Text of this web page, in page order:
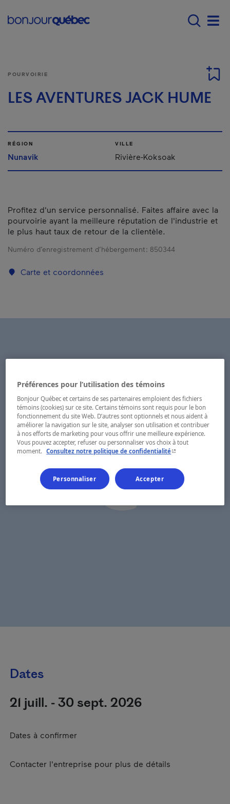
Main navigation -
POURVOIRIE
LES AVENTURES JACK HUME
RÉGION
Nunavik
VILLE
Rivière-Koksoak
Profitez d'un service personnalisé. Faites affaire avec la
pourvoirie ayant la meilleure réputation de l'industrie et
le plus haut taux de retour de la clientèle.
Numéro d’enregistrement d’hébergement : 850344
Carte et coordonnées
Dates
21 juill. - 30 sept. 2026
Dates à confirmer
Contacter l'entreprise pour plus de détails
Préférences pour l’utilisation des témoins
Bonjour Québec et certains de ses partenaires emploient des fichiers
témoins (cookies) sur ce site. Certains témoins sont requis pour le bon
fonctionnement du site Web. D’autres sont optionnels et nous aident à
améliorer la navigation sur le site, analyser son utilisation et contribuer
à nos efforts de marketing pour vous offrir une meilleure expérience.
Vous pouvez accepter, refuser ou personnaliser vos choix à tout
moment.
Consultez notre politique de confidentialité- Cet hyperlien
Personnaliser Accepter